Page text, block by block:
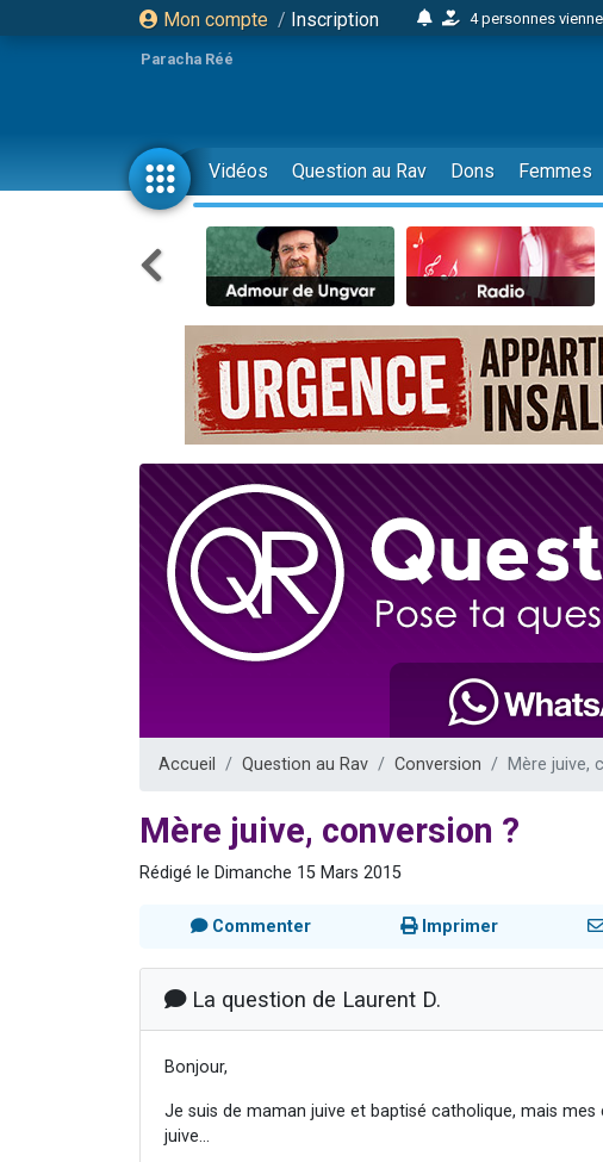
Mon compte / Inscription
4 personnes
17 personnes
4 personnes viennent
Il reste 49 places
23 personnes
Eva vient de donner
4 personnes viennent
3 personnes viennent
3 personnes
Odaya vient de donner
2 personnes viennent
13 personnes
12 nouvelles
30 personnes
Il reste 49 places
2 personnes viennent
2 nouvelles
6 personnes viennent
Paracha Réé
Vidéos Question au Rav Dons Femmes
Accueil Question au Rav Conversion Mère juive,
Mère juive, conversion ?
Rédigé le Dimanche 15 Mars 2015
Commenter Imprimer
La question de Laurent D.
Bonjour,
Je suis de maman juive et baptisé catholique, mais
juive...